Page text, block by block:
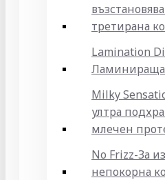
третирана
Lamination
Ламинираща
Milky
ултра
млечен
No Frizz-За
непокорна